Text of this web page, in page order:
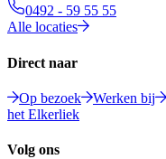
0492 - 59 55 55
Alle locaties
Direct naar
Op bezoek Werken bij
het Elkerliek
Volg ons